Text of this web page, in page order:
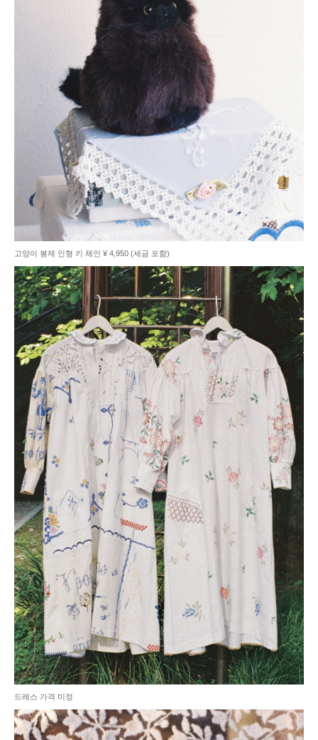
고양이 봉제 인형 키 체인 ¥ 4,950 (세금 포함)
드레스 가격 미정